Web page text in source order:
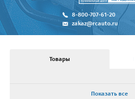
8-800-707-61-20
zakaz@rcauto.ru
Товары
Показать все